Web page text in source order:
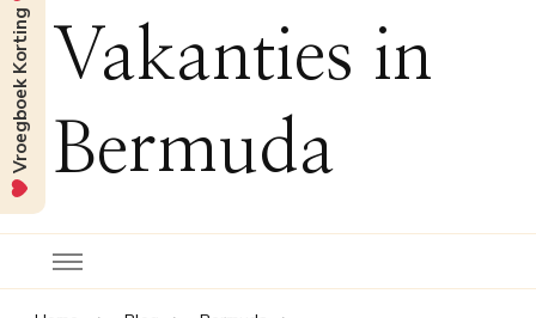
Vakanties in
Bermuda
Vroegboek Korting